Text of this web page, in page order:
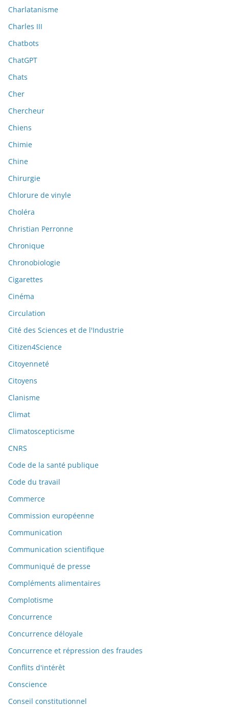
Charlatanisme
Charles III
Chatbots
ChatGPT
Chats
Cher
Chercheur
Chiens
Chimie
Chine
Chirurgie
Chlorure de vinyle
Choléra
Christian Perronne
Chronique
Chronobiologie
Cigarettes
Cinéma
Circulation
Cité des Sciences et de l'Industrie
Citizen4Science
Citoyenneté
Citoyens
Clanisme
Climat
Climatoscepticisme
CNRS
Code de la santé publique
Code du travail
Commerce
Commission européenne
Communication
Communication scientifique
Communiqué de presse
Compléments alimentaires
Complotisme
Concurrence
Concurrence déloyale
Concurrence et répression des fraudes
Conflits d'intérêt
Conscience
Conseil constitutionnel